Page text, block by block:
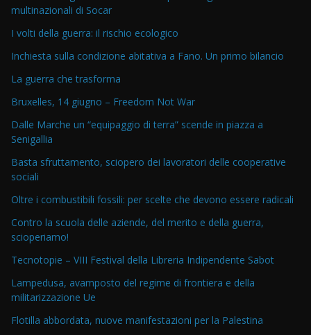
multinazionali di Socar
I volti della guerra: il rischio ecologico
Inchiesta sulla condizione abitativa a Fano. Un primo bilancio
La guerra che trasforma
Bruxelles, 14 giugno – Freedom Not War
Dalle Marche un “equipaggio di terra” scende in piazza a
Senigallia
Basta sfruttamento, sciopero dei lavoratori delle cooperative
sociali
Oltre i combustibili fossili: per scelte che devono essere radicali
Contro la scuola delle aziende, del merito e della guerra,
scioperiamo!
Tecnotopie – VIII Festival della Libreria Indipendente Sabot
Lampedusa, avamposto del regime di frontiera e della
militarizzazione Ue
Flotilla abbordata, nuove manifestazioni per la Palestina